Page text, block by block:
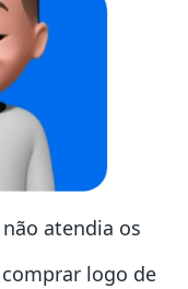
atendia os
logo de